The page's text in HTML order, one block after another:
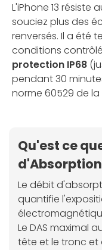
L'iPhone 13 résiste
souciez plus des
renversés. Il a été
conditions
protection IP68
pendant 30
norme 60529 de la
Qu'est ce
Le débit
quantifie
Le DAS maximal
tête et le tronc et